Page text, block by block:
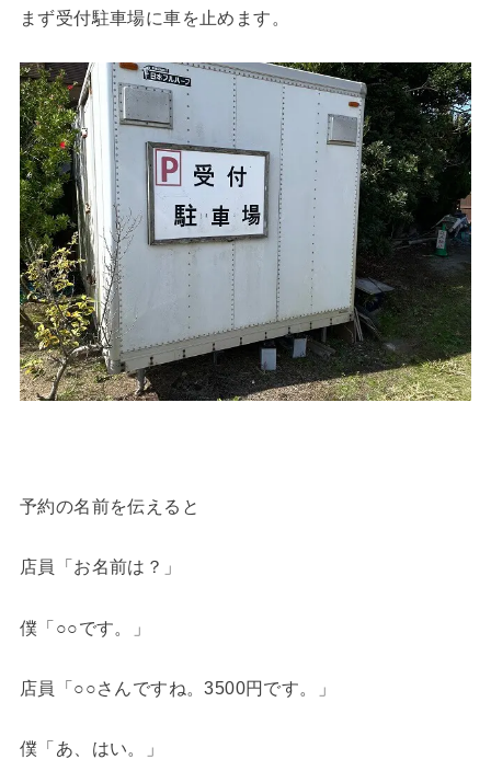
まず受付駐車場に車を止めます。
予約の名前を伝えると
店員「お名前は？」
僕「○○です。」
店員「○○さんですね。3500円です。」
僕「あ、はい。」